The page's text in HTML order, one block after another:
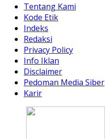
Tentang Kami
Kode Etik
Indeks
Redaksi
Privacy Policy
Info Iklan
Disclaimer
Pedoman Media Siber
Karir